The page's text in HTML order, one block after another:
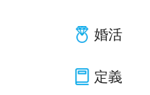
婚活
定義